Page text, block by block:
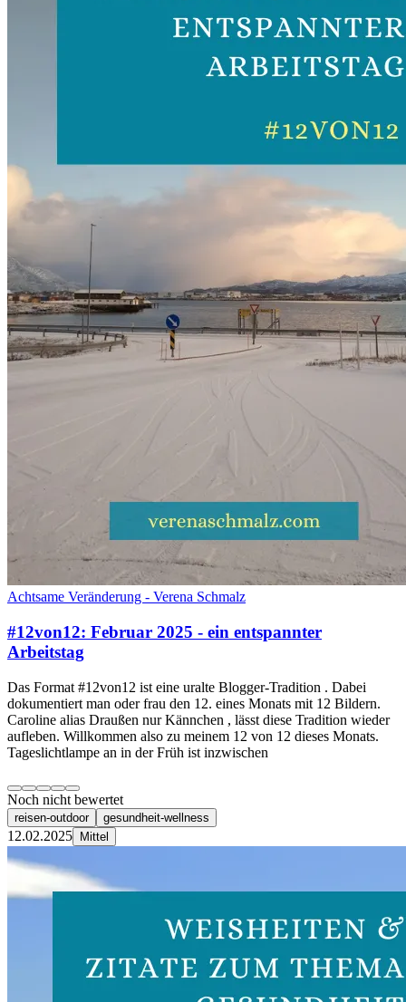
Achtsame Veränderung - Verena Schmalz
#12von12: Februar 2025 - ein entspannter
Arbeitstag
Das Format #12von12 ist eine uralte Blogger-Tradition . Dabei
dokumentiert man oder frau den 12. eines Monats mit 12 Bildern.
Caroline alias Draußen nur Kännchen , lässt diese Tradition wieder
aufleben. Willkommen also zu meinem 12 von 12 dieses Monats.
Tageslichtlampe an in der Früh ist inzwischen
Noch nicht bewertet
reisen-outdoor gesundheit-wellness
12.02.2025 Mittel